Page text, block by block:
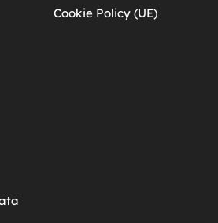
Cookie Policy (UE)